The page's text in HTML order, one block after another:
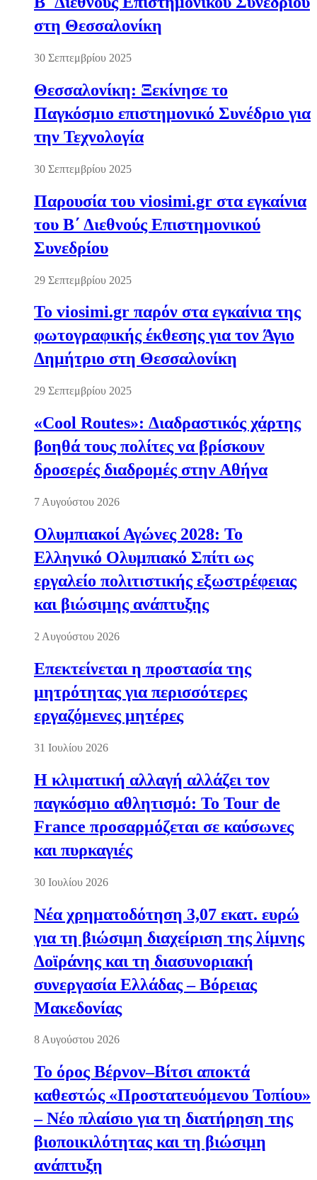
στη Θεσσαλονίκη
30 Σεπτεμβρίου 2025
Θεσσαλονίκη: Ξεκίνησε το
Παγκόσμιο επιστημονικό Συνέδριο για
την Τεχνολογία
30 Σεπτεμβρίου 2025
Παρουσία του viosimi.gr στα εγκαίνια
του Β΄ Διεθνούς Επιστημονικού
Συνεδρίου
29 Σεπτεμβρίου 2025
Το viosimi.gr παρόν στα εγκαίνια της
φωτογραφικής έκθεσης για τον Άγιο
Δημήτριο στη Θεσσαλονίκη
29 Σεπτεμβρίου 2025
«Cool Routes»: Διαδραστικός χάρτης
βοηθά τους πολίτες να βρίσκουν
δροσερές διαδρομές στην Αθήνα
7 Αυγούστου 2026
Ολυμπιακοί Αγώνες 2028: Το
Ελληνικό Ολυμπιακό Σπίτι ως
εργαλείο πολιτιστικής εξωστρέφειας
και βιώσιμης ανάπτυξης
2 Αυγούστου 2026
Επεκτείνεται η προστασία της
μητρότητας για περισσότερες
εργαζόμενες μητέρες
31 Ιουλίου 2026
Η κλιματική αλλαγή αλλάζει τον
παγκόσμιο αθλητισμό: Το Tour de
France προσαρμόζεται σε καύσωνες
και πυρκαγιές
30 Ιουλίου 2026
Νέα χρηματοδότηση 3,07 εκατ. ευρώ
για τη βιώσιμη διαχείριση της λίμνης
Δοϊράνης και τη διασυνοριακή
συνεργασία Ελλάδας – Βόρειας
Μακεδονίας
8 Αυγούστου 2026
Το όρος Βέρνον–Βίτσι αποκτά
καθεστώς «Προστατευόμενου Τοπίου»
– Νέο πλαίσιο για τη διατήρηση της
βιοποικιλότητας και τη βιώσιμη
ανάπτυξη